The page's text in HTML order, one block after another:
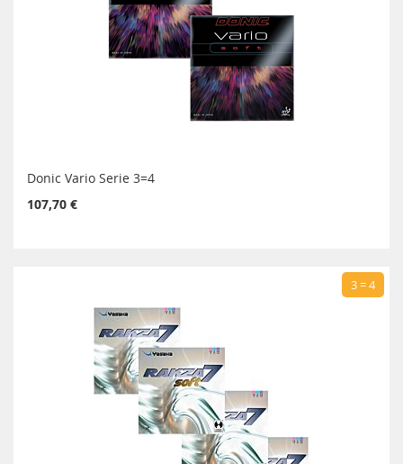
Donic Vario Serie 3=4
107,70 €
3 = 4